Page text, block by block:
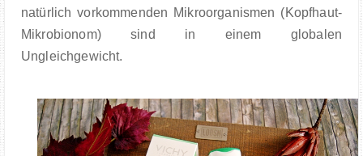
natürlich vorkommenden Mikroorganismen (Kopfhaut-
Mikrobionom) sind in einem globalen
Ungleichgewicht.